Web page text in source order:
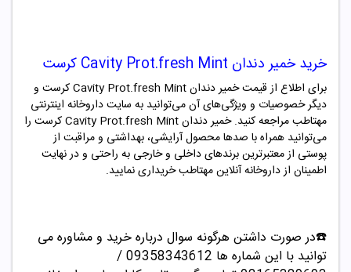
خرید خمیر دندان Cavity Prot.fresh Mint کرست
برای اطلاع از قیمت خمیر دندان Cavity Prot.fresh Mint کرست و
دیگر خصوصیات و ویژگی‌های آن می‌توانید به سایت داروخانه اینترنتی
مهتاطب مراجعه کنید. خمیر دندان Cavity Prot.fresh Mint کرست را
می‌توانید همراه با صدها محصول آرایشی، بهداشتی و مراقبت از
پوستی از معتبرترین برندهای داخلی و خارجی به راحتی و در نهایت
اطمینان از داروخانه آنلاین مهتاطب خریداری نمایید.
☎️در صورت داشتن هرگونه سوال درباره خرید و مشاوره می
توانید با این شماره ها 09358343612 /